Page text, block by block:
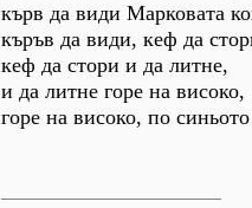
кърв да види Марковата
къръв да види, кеф да
кеф да стори и да литне,
и да литне горе на високо,
горе на високо, по